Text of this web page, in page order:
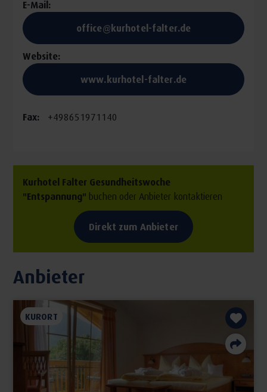
E-Mail:
office@kurhotel-falter.de
Website:
www.kurhotel-falter.de
Fax: +498651971140
Kurhotel Falter Gesundheitswoche
"Entspannung" buchen oder Anbieter kontaktieren
Direkt zum Anbieter
Anbieter
KURORT